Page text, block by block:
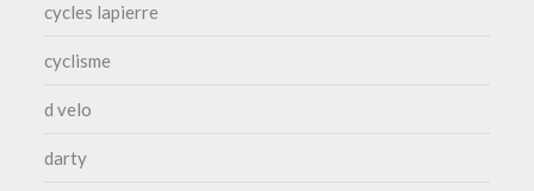
cycles lapierre
cyclisme
d velo
darty